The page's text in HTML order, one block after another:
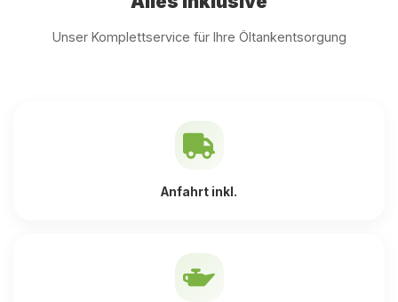
Unser Komplettservice für Ihre Öltankentsorgung
Anfahrt inkl.